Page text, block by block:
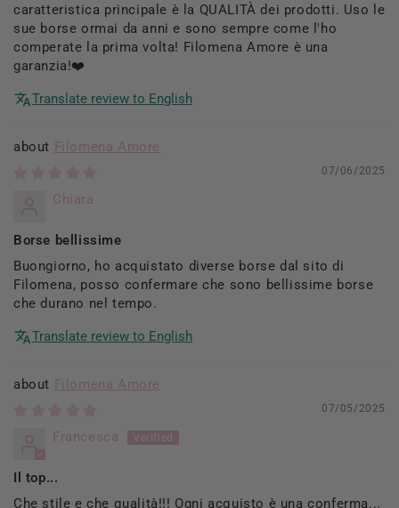
caratteristica principale è la QUALITÀ dei prodotti. Uso le
sue borse ormai da anni e sono sempre come l'ho
comperate la prima volta! Filomena Amore è una
garanzia!❤️
Translate review to English
Filomena Amore
07/06/2025
Chiara
Borse bellissime
Buongiorno, ho acquistato diverse borse dal sito di
Filomena, posso confermare che sono bellissime borse
che durano nel tempo.
Translate review to English
Filomena Amore
07/05/2025
Francesca
Il top...
Che stile e che qualità!!! Ogni acquisto è una conferma...